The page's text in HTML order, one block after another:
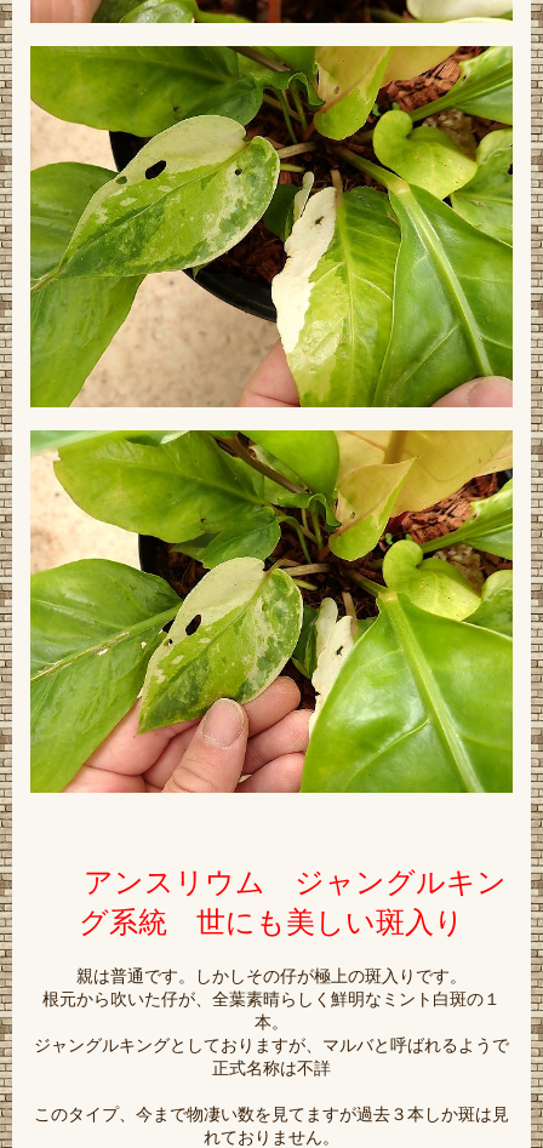
アンスリウム ジャングルキン
グ系統 世にも美しい斑入り
親は普通です。しかしその仔が極上の斑入りです。
根元から吹いた仔が、全葉素晴らしく鮮明なミント白斑の１
本。
ジャングルキングとしておりますが、マルバと呼ばれるようで
正式名称は不詳
このタイプ、今まで物凄い数を見てますが過去３本しか斑は見
れておりません。